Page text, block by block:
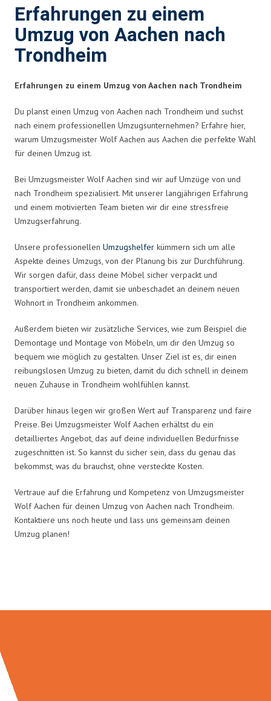
Erfahrungen zu einem
Umzug von Aachen nach
Trondheim
Erfahrungen zu einem Umzug von Aachen nach Trondheim
Du planst einen Umzug von Aachen nach Trondheim und suchst
nach einem professionellen Umzugsunternehmen? Erfahre hier,
warum Umzugsmeister Wolf Aachen aus Aachen die perfekte Wahl
für deinen Umzug ist.
Bei Umzugsmeister Wolf Aachen sind wir auf Umzüge von und
nach Trondheim spezialisiert. Mit unserer langjährigen Erfahrung
und einem motivierten Team bieten wir dir eine stressfreie
Umzugserfahrung.
Unsere professionellen Umzugshelfer kümmern sich um alle
Aspekte deines Umzugs, von der Planung bis zur Durchführung.
Wir sorgen dafür, dass deine Möbel sicher verpackt und
transportiert werden, damit sie unbeschadet an deinem neuen
Wohnort in Trondheim ankommen.
Außerdem bieten wir zusätzliche Services, wie zum Beispiel die
Demontage und Montage von Möbeln, um dir den Umzug so
bequem wie möglich zu gestalten. Unser Ziel ist es, dir einen
reibungslosen Umzug zu bieten, damit du dich schnell in deinem
neuen Zuhause in Trondheim wohlfühlen kannst.
Darüber hinaus legen wir großen Wert auf Transparenz und faire
Preise. Bei Umzugsmeister Wolf Aachen erhältst du ein
detailliertes Angebot, das auf deine individuellen Bedürfnisse
zugeschnitten ist. So kannst du sicher sein, dass du genau das
bekommst, was du brauchst, ohne versteckte Kosten.
Vertraue auf die Erfahrung und Kompetenz von Umzugsmeister
Wolf Aachen für deinen Umzug von Aachen nach Trondheim.
Kontaktiere uns noch heute und lass uns gemeinsam deinen
Umzug planen!